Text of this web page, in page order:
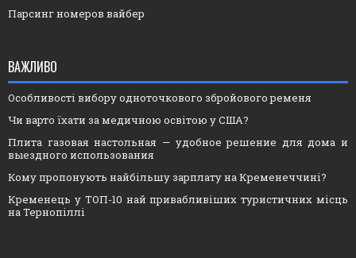
Парсинг номеров вайбер
ВАЖЛИВО
Особливості вибору одноточкового збройового ременя
Чи варто їхати за медичною освітою у США?
Плита газовая настольная — удобное решение для дома и
выездного использования
Кому пропонують найбільшу зарплату на Кременеччині?
Кременець у ТОП-10 най привабливіших туристичних місць
на Тернопіллі